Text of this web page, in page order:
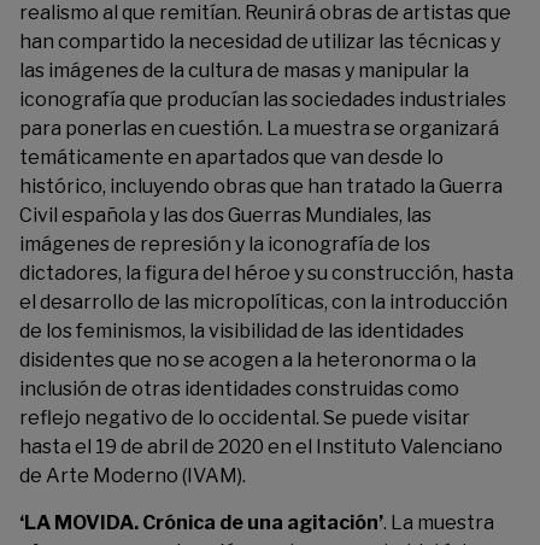
realismo al que remitían. Reunirá obras de artistas que
han compartido la necesidad de utilizar las técnicas y
las imágenes de la cultura de masas y manipular la
iconografía que producían las sociedades industriales
para ponerlas en cuestión. La muestra se organizará
temáticamente en apartados que van desde lo
histórico, incluyendo obras que han tratado la Guerra
Civil española y las dos Guerras Mundiales, las
imágenes de represión y la iconografía de los
dictadores, la figura del héroe y su construcción, hasta
el desarrollo de las micropolíticas, con la introducción
de los feminismos, la visibilidad de las identidades
disidentes que no se acogen a la heteronorma o la
inclusión de otras identidades construidas como
reflejo negativo de lo occidental. Se puede visitar
hasta el 19 de abril de 2020 en el Instituto Valenciano
de Arte Moderno (IVAM).
‘LA MOVIDA. Crónica de una agitación’. La muestra